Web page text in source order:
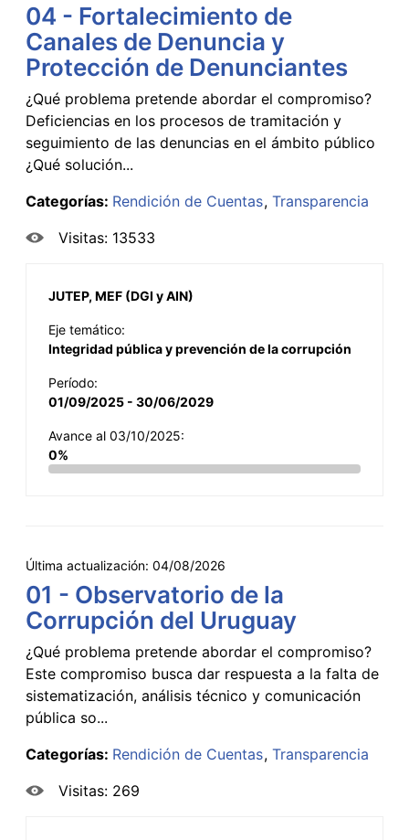
04 - Fortalecimiento de
Canales de Denuncia y
Protección de Denunciantes
¿Qué problema pretende abordar el compromiso?
Deficiencias en los procesos de tramitación y
seguimiento de las denuncias en el ámbito público
¿Qué solución...
Categorías: Rendición de Cuentas Transparencia
Visitas: 13533
JUTEP, MEF (DGI y AIN)
Eje temático:
Integridad pública y prevención de la corrupción
Período:
01/09/2025 - 30/06/2029
Avance al 03/10/2025:
0%
Última actualización: 04/08/2026
01 - Observatorio de la
Corrupción del Uruguay
¿Qué problema pretende abordar el compromiso?
Este compromiso busca dar respuesta a la falta de
sistematización, análisis técnico y comunicación
pública so...
Categorías: Rendición de Cuentas Transparencia
Visitas: 269